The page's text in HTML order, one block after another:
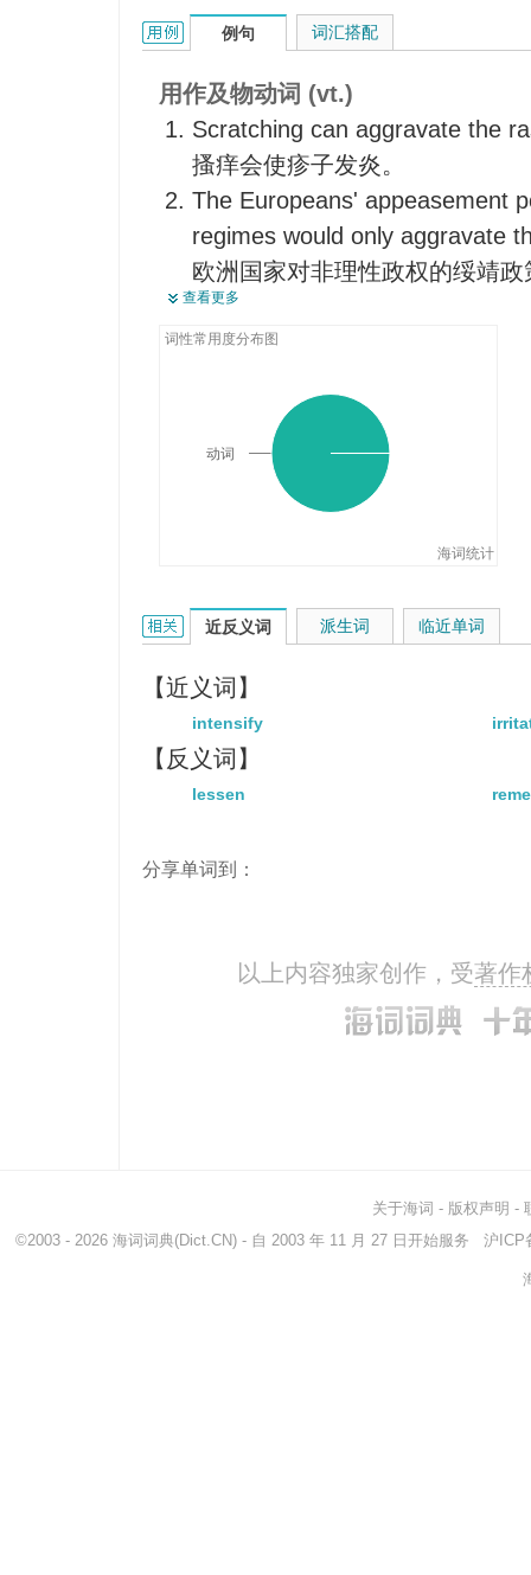
使发炎，刺激
增大，增加
aggravate的用法和样例：
例句
用作及物动词 (vt.)
Scratching can aggravate the
搔痒会使疹子发炎。
The Europeans' appeasement
regimes would only aggravate
欧洲国家对非理性政权的绥靖
This will aggravate the current
resources caused by
The lack of rain aggravated
of food.
干旱少雨使原本就很严重的粮
查看更多
词性常用度分布图
海词统计
动词
词汇搭配
aggravate的相关资料：
近反义词
【近义词】
intensify
【反义词】
lessen
派生词 临近单词
分享单词到：
以上内容独家创作，受著作
关于海词 - 版权声明 -
©2003 - 2026 海词词典(Dict.CN) - 自 2003 年 11 月 27 日开始服务 沪ICP